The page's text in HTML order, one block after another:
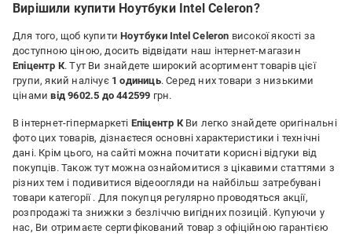
ноут работает и даже при слабом напряжении зарядка заряжает.
Недоліки:
Подтормаживает видео при просмотре в браузерах, а если
смотреть через плееры, то всё хорошо. Батарея очень быстро
садится, через некоторое время её стало хватать на час, может
чуть больше и то при яркости 20%.
Вирішили купити Ноутбуки Intel Celeron?
Для того, щоб купитиНоутбуки Intel Celeron високої якості за
доступною ціною, досить відвідати наш інтернет-магазин
Епіцентр К. Тут Ви знайдете широкий асортимент товарів цієї
групи, який налічує 1 одиниць. Серед них товари з низькими
цінамивід 9602.5 до 442599 грн.
В інтернет-гіпермаркеті Епіцентр КВи легко знайдете оригінальні
фото цих товарів, дізнаєтеся основні характеристики і технічні
дані. Крім цього, на сайті можна почитати корисні відгуки від
покупців. Також тут можна ознайомитися з цікавими статтями з
різних тем і подивитися відеоогляди на найбільш затребувані
товари категорії . Для покупця регулярно проводяться акції,
розпродажі та знижки з безліччю вигідних позицій. Купуючи у
нас, Ви отримаєте сертифікований товар з офіційною гарантією